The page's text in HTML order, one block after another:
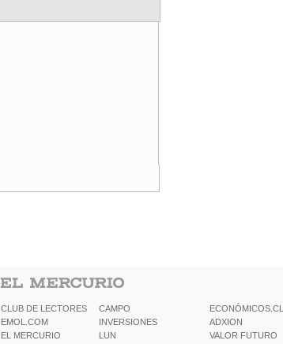
CLUB DE LECTORES
EMOL.COM
EL MERCURIO
CAMPO
INVERSIONES
LUN
ECONÓMICOS.CL
ADXION
VALOR FUTURO